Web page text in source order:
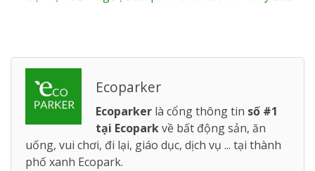
Ecoparker
Ecoparker là cổng thông tin số #1
tại Ecoparkvề bất động sản, ăn
uống, vui chơi, đi lại, giáo dục, dịch vụ ... tại thành
phố xanh Ecopark.